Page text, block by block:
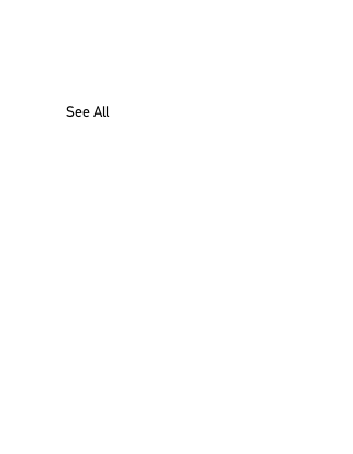
See All